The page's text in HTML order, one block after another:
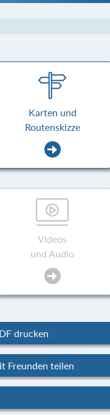
Karten und
Routenskizze
Videos
und Audio
drucken
Freunden teilen